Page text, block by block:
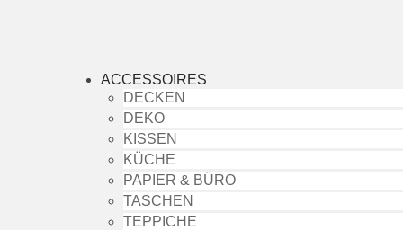
ACCESSOIRES
DECKEN
DEKO
KISSEN
KÜCHE
PAPIER & BÜRO
TASCHEN
TEPPICHE